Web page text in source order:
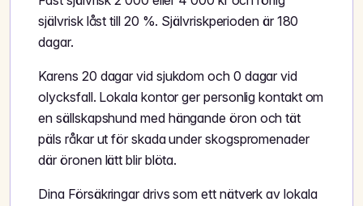
självrisk låst till 20 %. Självriskperioden är 180
dagar.
Karens 20 dagar vid sjukdom och 0 dagar vid
olycksfall. Lokala kontor ger personlig kontakt om
en sällskapshund med hängande öron och tät
päls råkar ut för skada under skogspromenader
där öronen lätt blir blöta.
Dina Försäkringar drivs som ett nätverk av lokala